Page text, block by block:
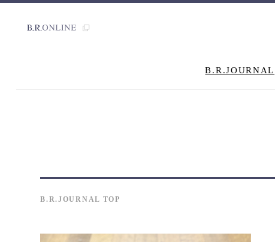
B.R.JOURNAL
B.R.JOURNAL TOP